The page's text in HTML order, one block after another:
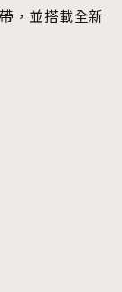
，並搭載全新